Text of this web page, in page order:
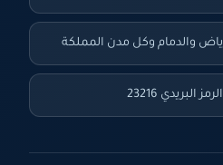
والدمام وكل مدن المملكة
23216